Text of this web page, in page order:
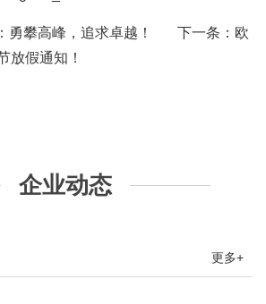
勇攀高峰，追求卓越！ 下一条： 欧
放假通知！
企业动态
更多+